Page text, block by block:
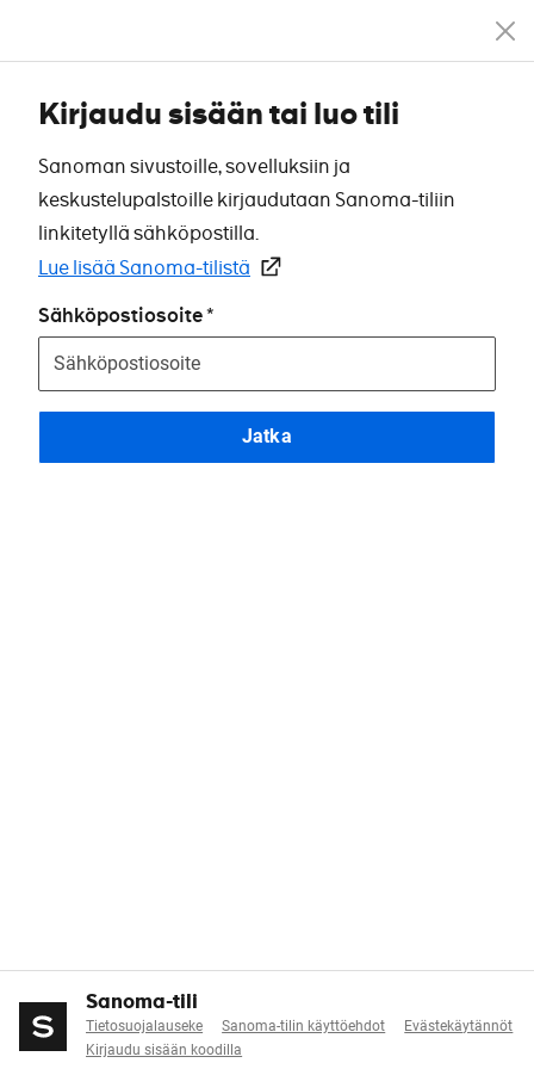
Kirjaudu sisään tai luo tili
Sanoman sivustoille, sovelluksiin ja
keskustelupalstoille kirjaudutaan Sanoma-tiliin
linkitetyllä sähköpostilla.
Lue lisää Sanoma-tilistä
Sähköpostiosoite
Jatka
Sanoma-tili
Tietosuojalauseke Sanoma-tilin käyttöehdot
Evästekäytännöt
Kirjaudu sisään koodilla